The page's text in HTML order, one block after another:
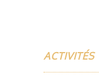
ACTIVITÉS